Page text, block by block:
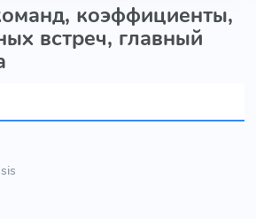
коэффициенты,
встреч, главный